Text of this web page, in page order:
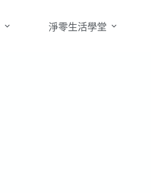
淨零生活學堂